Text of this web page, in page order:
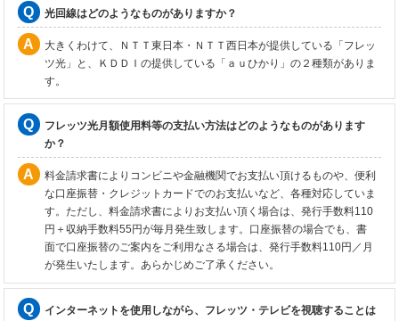
光回線はどのようなものがありますか？
大きくわけて、ＮＴＴ東日本・ＮＴＴ西日本が提供している「フレッ
ツ光」と、ＫＤＤＩの提供している「ａｕひかり」の２種類がありま
す。
フレッツ光月額使用料等の支払い方法はどのようなものがあります
か？
料金請求書によりコンビニや金融機関でお支払い頂けるものや、便利
な口座振替・クレジットカードでのお支払いなど、各種対応していま
す。ただし、料金請求書によりお支払い頂く場合は、発行手数料110
円＋収納手数料55円が毎月発生致します。口座振替の場合でも、書
面で口座振替のご案内をご利用なさる場合は、発行手数料110円／月
が発生いたします。あらかじめご了承ください。
インターネットを使用しながら、フレッツ・テレビを視聴することは